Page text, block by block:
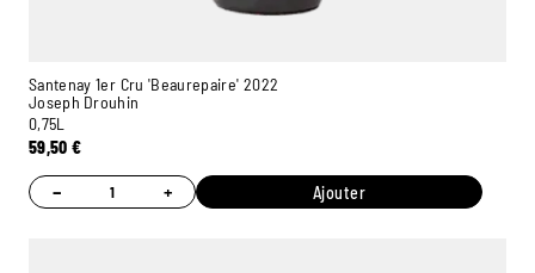
Santenay 1er Cru 'Beaurepaire' 2022
Joseph Drouhin
0,75L
59,50€
− + Ajouter